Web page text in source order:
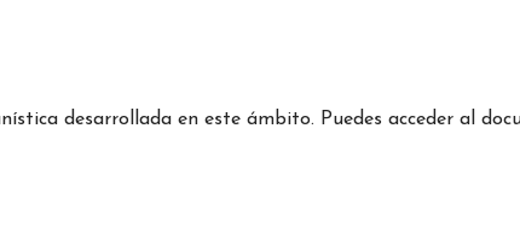
desarrollada en este ámbito. Puedes acceder al